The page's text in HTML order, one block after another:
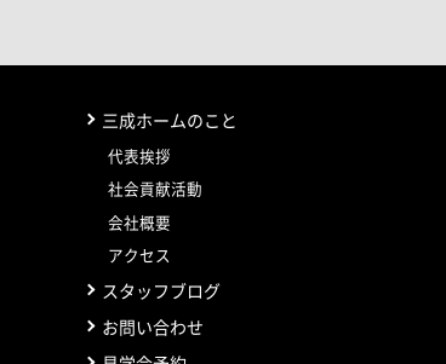
三成ホームのこと
代表挨拶
社会貢献活動
会社概要
アクセス
スタッフブログ
お問い合わせ